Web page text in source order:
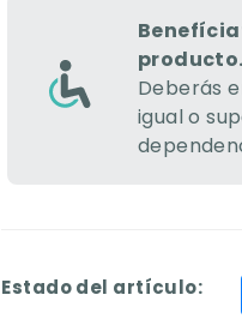
producto.
Deberás
igual o
Estado del artículo: